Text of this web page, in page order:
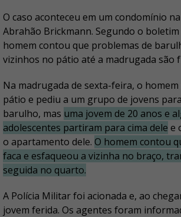
O caso aconteceu em um condomínio
Abrahão Brickmann. Segundo o
homem contou que problemas de
vizinhos no pátio até a madrugada são
Na madrugada de sexta-feira, o
pátio e pediu a um grupo de jovens
barulho, mas uma jovem de 20 anos e
adolescentes partiram para cima dele e
o apartamento dele. O homem contou
faca e esfaqueou a vizinha no braço,
seguida no quarto.
A Polícia Militar foi acionada e, ao
jovem ferida. Os agentes foram